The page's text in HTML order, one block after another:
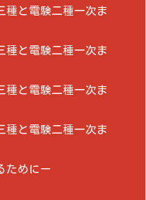
種と電験二種一次ま
種と電験二種一次ま
種と電験二種一次ま
種と電験二種一次ま
ためにー